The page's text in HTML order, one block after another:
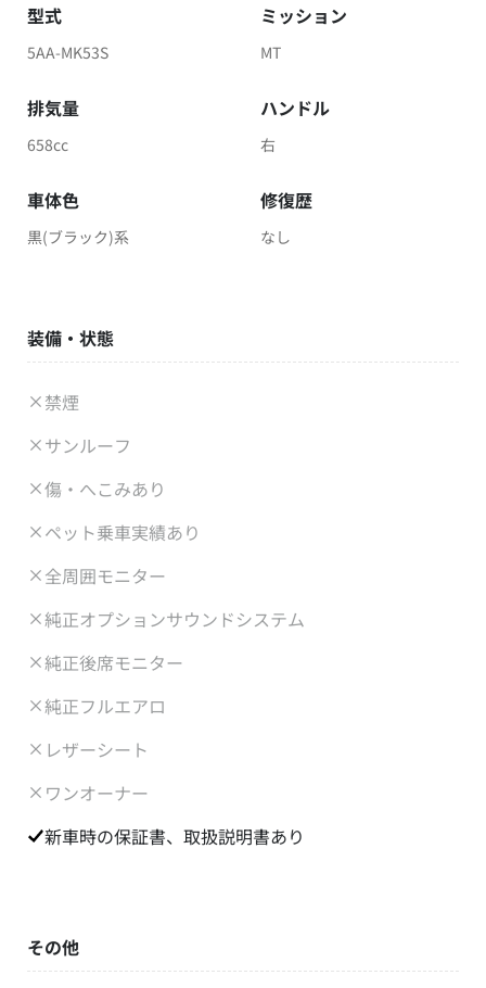
型式
5AA-MK53S
ミッション
MT
排気量
658cc
ハンドル
右
車体色
黒(ブラック)系
修復歴
なし
装備・状態
禁煙
サンルーフ
傷・へこみあり
ペット乗車実績あり
全周囲モニター
純正オプションサウンドシステム
純正後席モニター
純正フルエアロ
レザーシート
ワンオーナー
新車時の保証書、取扱説明書あり
その他